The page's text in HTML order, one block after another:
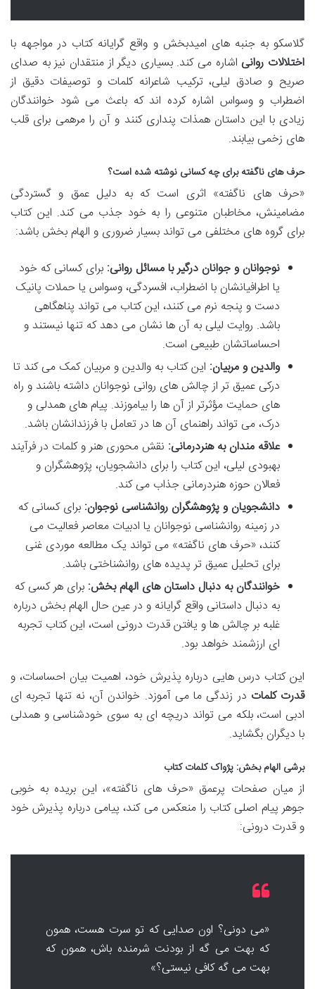
گلاسکو به جنبه های امیدبخش و واقع گرایانه کتاب در مواجهه با
اختلالات روانی اشاره می کند. بسیاری دیگر از منتقدان نیز به صدای
صریح و صادق لیلی، ترکیب شاعرانه کلمات و توصیفات دقیق از
اضطراب و وسواس اشاره کرده اند که باعث می شود خوانندگان
زیادی با این داستان همذات پنداری کنند و آن را مرهمی برای قلب
های زخمی بیابند.
حرف های ناگفته برای چه کسانی نوشته شده است؟
«حرف های ناگفته» اثری است که به دلیل عمق و گستردگی
مضامینش، مخاطبان متنوعی را به خود جذب می کند. این کتاب
برای گروه های مختلفی می تواند بسیار ضروری و الهام بخش باشد:
نوجوانان و جوانان درگیر با مسائل روانی: برای کسانی که خود
یا اطرافیانشان با اضطراب، افسردگی، وسواس یا حملات پانیک
دست و پنجه نرم می کنند، این کتاب می تواند پناهگاهی
باشد. روایت لیلی به آن ها نشان می دهد که تنها نیستند و
احساساتشان طبیعی است.
والدین و مربیان: این کتاب به والدین و مربیان کمک می کند تا
درکی عمیق تر از چالش های روانی نوجوانان داشته باشند و راه
های حمایت مؤثرتر از آن ها را بیاموزند. پیام های همدلی و
درک، می تواند راهنمای آن ها در تعامل با فرزندانشان باشد.
علاقه مندان به هنردرمانی: نقش محوری هنر و کلمات در فرآیند
بهبودی لیلی، این کتاب را برای دانشجویان، پژوهشگران و
فعالان حوزه هنردرمانی جذاب می کند.
دانشجویان و پژوهشگران روانشناسی نوجوان: برای کسانی که
در زمینه روانشناسی نوجوانان یا ادبیات معاصر فعالیت می
کنند، «حرف های ناگفته» می تواند یک مطالعه موردی غنی
برای تحلیل عمیق تر پدیده های روانشناختی باشد.
خوانندگان به دنبال داستان های الهام بخش: برای هر کسی که
به دنبال داستانی واقع گرایانه و در عین حال الهام بخش درباره
غلبه بر چالش ها و یافتن قدرت درونی است، این کتاب تجربه
ای ارزشمند خواهد بود.
این کتاب درس هایی درباره پذیرش خود، اهمیت بیان احساسات، و
قدرت کلمات در زندگی ما می آموزد. خواندن آن، نه تنها تجربه ای
ادبی است، بلکه می تواند دریچه ای به سوی خودشناسی و همدلی
با دیگران بگشاید.
برشی الهام بخش: پژواک کلمات کتاب
از میان صفحات پرعمق «حرف های ناگفته»، این بریده به خوبی
جوهر پیام اصلی کتاب را منعکس می کند، پیامی درباره پذیرش خود
و قدرت درونی:
«می دونی؟ اون صدایی که تو سرت هست، همون
که بهت می گه از بودنت شرمنده باش، همون که
بهت می گه کافی نیستی؟»